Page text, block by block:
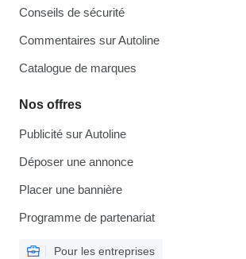
Conseils de sécurité
Commentaires sur Autoline
Catalogue de marques
Nos offres
Publicité sur Autoline
Déposer une annonce
Placer une bannière
Programme de partenariat
Pour les entreprises